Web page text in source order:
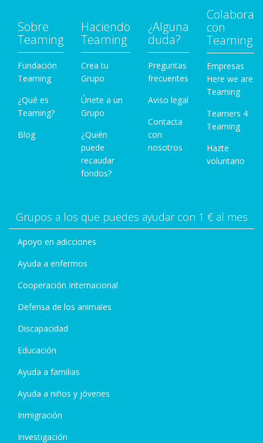
Sobre
Teaming
Fundación
Teaming
¿Qué es
Teaming?
Blog
Haciendo
Teaming
Crea tu
Grupo
Únete a un
Grupo
¿Quién
puede
recaudar
fondos?
¿Alguna
duda?
Preguntas
frecuentes
Aviso legal
Contacta
con
nosotros
Colabora
con
Teaming
Empresas
Here we are
Teaming
Teamers 4
Teaming
Hazte
voluntario
Grupos a los que puedes ayudar con 1 € al mes
Apoyo en adicciones
Ayuda a enfermos
Cooperación Internacional
Defensa de los animales
Discapacidad
Educación
Ayuda a familias
Ayuda a niños y jóvenes
Inmigración
Investigación